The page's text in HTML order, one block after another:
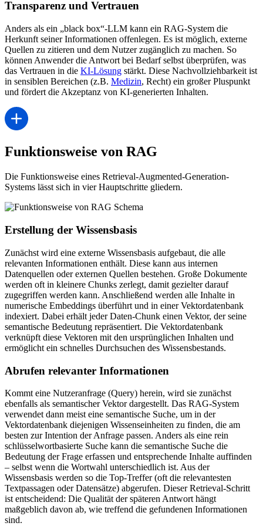
Transparenz und Vertrauen
Anders als ein „black box“-LLM kann ein RAG-System die
Herkunft seiner Informationen offenlegen. Es ist möglich, externe
Quellen zu zitieren und dem Nutzer zugänglich zu machen. So
können Anwender die Antwort bei Bedarf selbst überprüfen, was
das Vertrauen in die KI-Lösung stärkt. Diese Nachvollziehbarkeit ist
in sensiblen Bereichen (z.B. Medizin, Recht) ein großer Pluspunkt
und fördert die Akzeptanz von KI-generierten Inhalten.
Funktionsweise von RAG
Die Funktionsweise eines Retrieval-Augmented-Generation-
Systems lässt sich in vier Hauptschritte gliedern.
Erstellung der Wissensbasis
Zunächst wird eine externe Wissensbasis aufgebaut, die alle
relevanten Informationen enthält. Diese kann aus internen
Datenquellen oder externen Quellen bestehen. Große Dokumente
werden oft in kleinere Chunks zerlegt, damit gezielter darauf
zugegriffen werden kann. Anschließend werden alle Inhalte in
numerische Embeddings überführt und in einer Vektordatenbank
indexiert. Dabei erhält jeder Daten-Chunk einen Vektor, der seine
semantische Bedeutung repräsentiert. Die Vektordatenbank
verknüpft diese Vektoren mit den ursprünglichen Inhalten und
ermöglicht ein schnelles Durchsuchen des Wissensbestands.
Abrufen relevanter Informationen
Kommt eine Nutzeranfrage (Query) herein, wird sie zunächst
ebenfalls als semantischer Vektor dargestellt. Das RAG-System
verwendet dann meist eine semantische Suche, um in der
Vektordatenbank diejenigen Wissenseinheiten zu finden, die am
besten zur Intention der Anfrage passen. Anders als eine rein
schlüsselwortbasierte Suche kann die semantische Suche die
Bedeutung der Frage erfassen und entsprechende Inhalte auffinden
– selbst wenn die Wortwahl unterschiedlich ist. Aus der
Wissensbasis werden so die Top-Treffer (oft die relevantesten
Textpassagen oder Datensätze) abgerufen. Dieser Retrieval-Schritt
ist entscheidend: Die Qualität der späteren Antwort hängt
maßgeblich davon ab, wie treffend die gefundenen Informationen
sind.